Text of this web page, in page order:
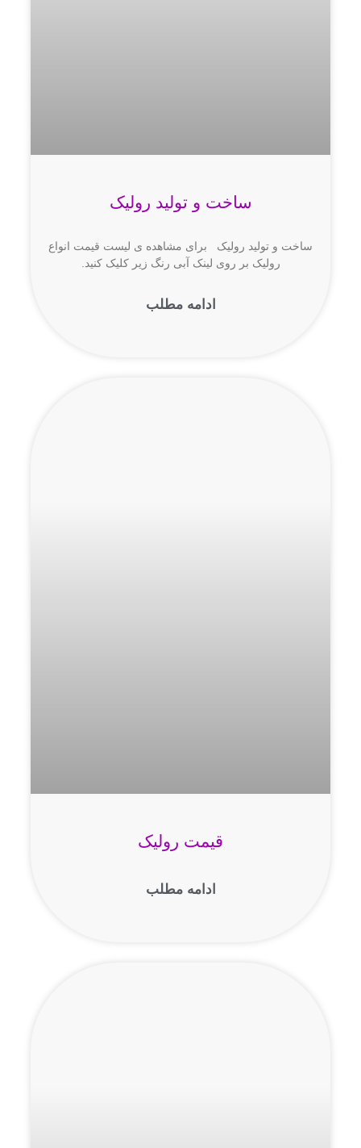
ساخت و تولید رولیک
ساخت و تولید رولیک برای مشاهده ی لیست قیمت انواع
رولیک بر روی لینک آبی رنگ زیر کلیک کنید.
ادامه مطلب
قیمت رولیک
ادامه مطلب